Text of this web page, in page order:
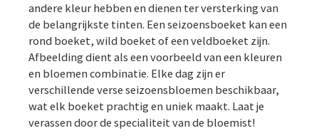
andere kleur hebben en dienen ter versterking van
de belangrijkste tinten. Een seizoensboeket kan een
rond boeket, wild boeket of een veldboeket zijn.
Afbeelding dient als een voorbeeld van een kleuren
en bloemen combinatie. Elke dag zijn er
verschillende verse seizoensbloemen beschikbaar,
wat elk boeket prachtig en uniek maakt. Laat je
verassen door de specialiteit van de bloemist!